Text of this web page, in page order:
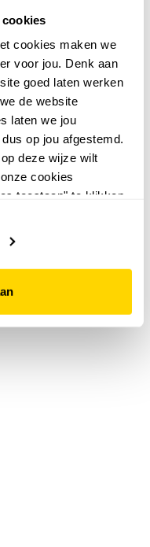
cookies maken we
voor jou. Denk aan
goed laten werken
de website
laten we jou
op jou afgestemd.
deze wijze wilt
cookies
toestaan" te klikken.